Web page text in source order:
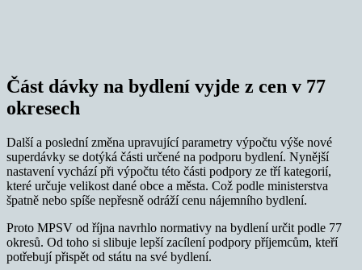
Část dávky na bydlení vyjde z cen v 77
okresech
Další a poslední změna upravující parametry výpočtu výše nové
superdávky se dotýká části určené na podporu bydlení. Nynější
nastavení vychází při výpočtu této části podpory ze tří kategorií,
které určuje velikost dané obce a města. Což podle ministerstva
špatně nebo spíše nepřesně odráží cenu nájemního bydlení.
Proto MPSV od října navrhlo normativy na bydlení určit podle 77
okresů. Od toho si slibuje lepší zacílení podpory příjemcům, kteří
potřebují přispět od státu na své bydlení.